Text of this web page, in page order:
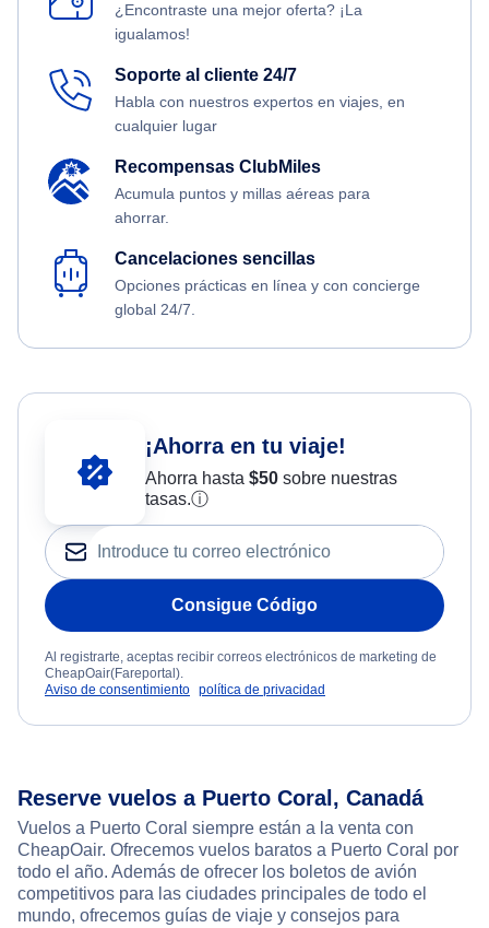
¿Encontraste una mejor oferta? ¡La
igualamos!
Soporte al cliente 24/7
Habla con nuestros expertos en viajes, en
cualquier lugar
Recompensas ClubMiles
Acumula puntos y millas aéreas para
ahorrar.
Cancelaciones sencillas
Opciones prácticas en línea y con concierge
global 24/7.
¡Ahorra en tu viaje!
Ahorra hasta $50sobre nuestras
tasas.ⓘ
Consigue Código
Al registrarte, aceptas recibir correos electrónicos de marketing de
CheapOair(Fareportal).
Aviso de consentimiento política de privacidad
Reserve vuelos a Puerto Coral, Canadá
Vuelos a Puerto Coral siempre están a la venta con
CheapOair. Ofrecemos vuelos baratos a Puerto Coral por
todo el año. Además de ofrecer los boletos de avión
competitivos para las ciudades principales de todo el
mundo, ofrecemos guías de viaje y consejos para